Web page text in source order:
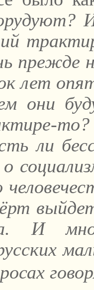
прежде
лет
они
то?
ли
И